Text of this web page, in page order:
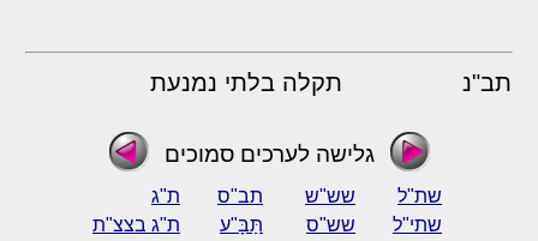
תב"נ תקלה בלתי נמנעת
גלישה לערכים סמוכים
שת"ל שש"ש תב"ס
ת"ג
שתי"ל
שש"ס תַּבָּ"ע
ת"ג בצצ"ת